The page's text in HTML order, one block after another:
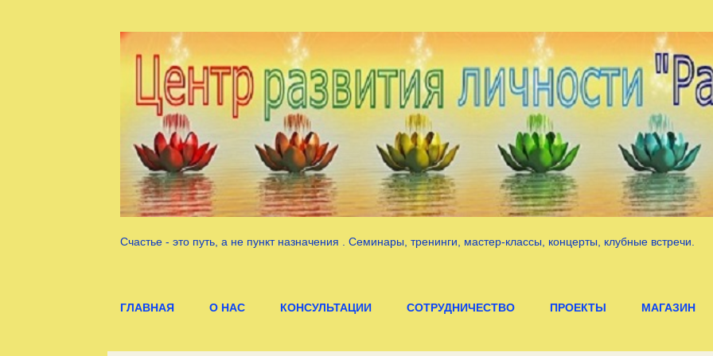
Счастье - это путь, а не пункт назначения . Семинары, тренинги, мастер-классы, концерты, клубные встречи.
ГЛАВНАЯ О НАС КОНСУЛЬТАЦИИ СОТРУДНИЧЕСТВО ПРОЕКТЫ МАГАЗИН